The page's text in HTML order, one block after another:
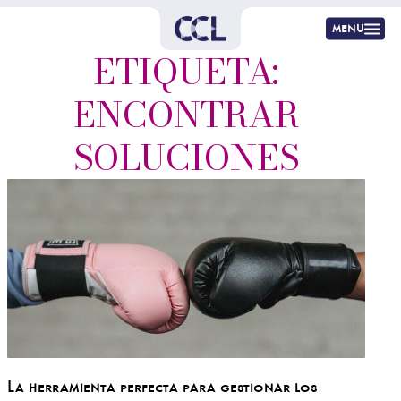
menu
ETIQUETA:
ENCONTRAR
SOLUCIONES
La herramienta perfecta para gestionar los